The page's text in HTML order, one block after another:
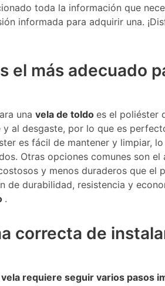
toda la información que
informada para adquirir una.
el más adecuado
una vela de toldo es el poliéster
al desgaste, por lo que es
es fácil de mantener y limpiar,
Otras opciones comunes son el
y menos duraderos que el
de durabilidad, resistencia y
.
correcta de
requiere seguir varios pasos